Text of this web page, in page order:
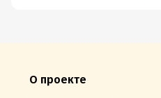
О проекте